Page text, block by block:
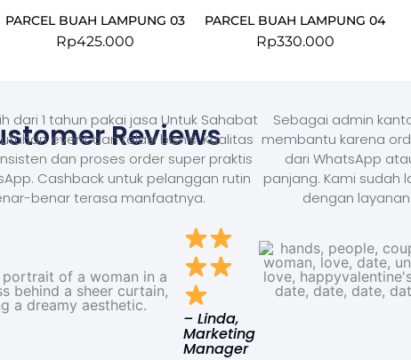
PARCEL BUAH LAMPUNG 03
Rp425.000
PARCEL BUAH LAMPUNG 04
Rp330.000
Reviews
dari 1 tahun pakai jasa Untuk Sahabat
event dan relasi bisnis. Kualitas
dan proses order super praktis
Cashback untuk pelanggan rutin
benar terasa manfaatnya.
– Linda,
Marketing
Manager
Sebagai admin
membantu karena
dari WhatsApp
panjang. Kami sudah
dengan